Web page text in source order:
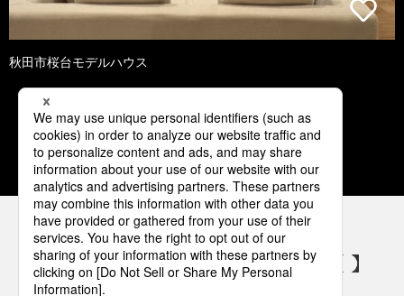
秋田市桜台モデルハウス
1 2 3 4 5
パナソニックの電気設備 SNSアカウント